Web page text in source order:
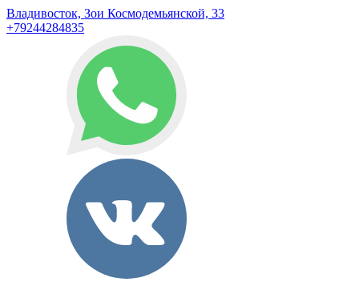
Владивосток, Зои Космодемьянской, 33
+79244284835